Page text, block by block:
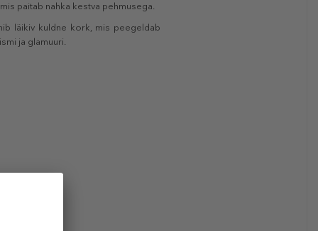
paitab nahka kestva pehmusega.
läikiv kuldne kork, mis peegeldab
ja glamuuri.